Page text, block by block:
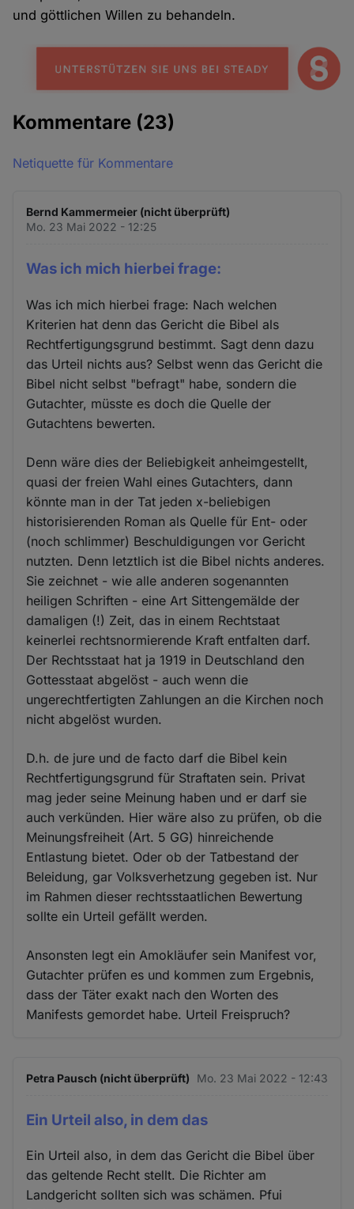
und göttlichen Willen zu behandeln.
Kommentare (23)
Netiquette für Kommentare
Bernd Kammermeier (nicht überprüft)
Mo. 23 Mai 2022 - 12:25
Was ich mich hierbei frage:
Was ich mich hierbei frage: Nach welchen
Kriterien hat denn das Gericht die Bibel als
Rechtfertigungsgrund bestimmt. Sagt denn dazu
das Urteil nichts aus? Selbst wenn das Gericht die
Bibel nicht selbst "befragt" habe, sondern die
Gutachter, müsste es doch die Quelle der
Gutachtens bewerten.
Denn wäre dies der Beliebigkeit anheimgestellt,
quasi der freien Wahl eines Gutachters, dann
könnte man in der Tat jeden x-beliebigen
historisierenden Roman als Quelle für Ent- oder
(noch schlimmer) Beschuldigungen vor Gericht
nutzten. Denn letztlich ist die Bibel nichts anderes.
Sie zeichnet - wie alle anderen sogenannten
heiligen Schriften - eine Art Sittengemälde der
damaligen (!) Zeit, das in einem Rechtstaat
keinerlei rechtsnormierende Kraft entfalten darf.
Der Rechtsstaat hat ja 1919 in Deutschland den
Gottesstaat abgelöst - auch wenn die
ungerechtfertigten Zahlungen an die Kirchen noch
nicht abgelöst wurden.
D.h. de jure und de facto darf die Bibel kein
Rechtfertigungsgrund für Straftaten sein. Privat
mag jeder seine Meinung haben und er darf sie
auch verkünden. Hier wäre also zu prüfen, ob die
Meinungsfreiheit (Art. 5 GG) hinreichende
Entlastung bietet. Oder ob der Tatbestand der
Beleidung, gar Volksverhetzung gegeben ist. Nur
im Rahmen dieser rechtsstaatlichen Bewertung
sollte ein Urteil gefällt werden.
Ansonsten legt ein Amokläufer sein Manifest vor,
Gutachter prüfen es und kommen zum Ergebnis,
dass der Täter exakt nach den Worten des
Manifests gemordet habe. Urteil Freispruch?
Petra Pausch (nicht überprüft) Mo. 23 Mai 2022 - 12:43
Ein Urteil also, in dem das
Ein Urteil also, in dem das Gericht die Bibel über
das geltende Recht stellt. Die Richter am
Landgericht sollten sich was schämen. Pfui